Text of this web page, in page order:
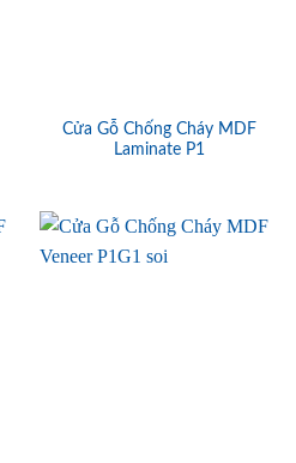
Cửa Gỗ Chống Cháy MDF
Laminate P1